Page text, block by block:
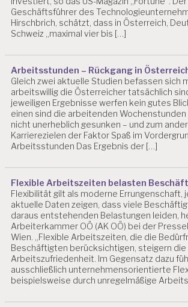
L
A
S
N
G
E
N
G
E
F
H
R
D
U
N
G
S
B
E
U
R
Geschäftsführer des
Hirschbrich, schätzt, dass in Österreich,
Schweiz „maximal vier bis […]
Arbeitsstunden – Rückgang in
Gleich zwei aktuelle Studien befassen sich
arbeitswillig die Österreicher tatsächlich
jeweiligen Ergebnisse werfen kein gutes
einen sind die arbeitenden
nicht unerheblich gesunken – und zum
Karrierezielen der Faktor Spaß im
Arbeitsstunden Das Ergebnis der […]
Flexible Arbeitszeiten belasten
Flexibilität gilt als moderne Errungenschaft,
aktuelle Daten zeigen, dass viele
daraus entstehenden Belastungen leiden,
Arbeiterkammer OÖ (AK OÖ) bei der
Wien. „Flexible Arbeitszeiten, die die
Beschäftigten berücksichtigen, steigern die
Arbeitszufriedenheit. Im Gegensatz dazu
ausschließlich unternehmensorientierte
beispielsweise durch unregelmäßige